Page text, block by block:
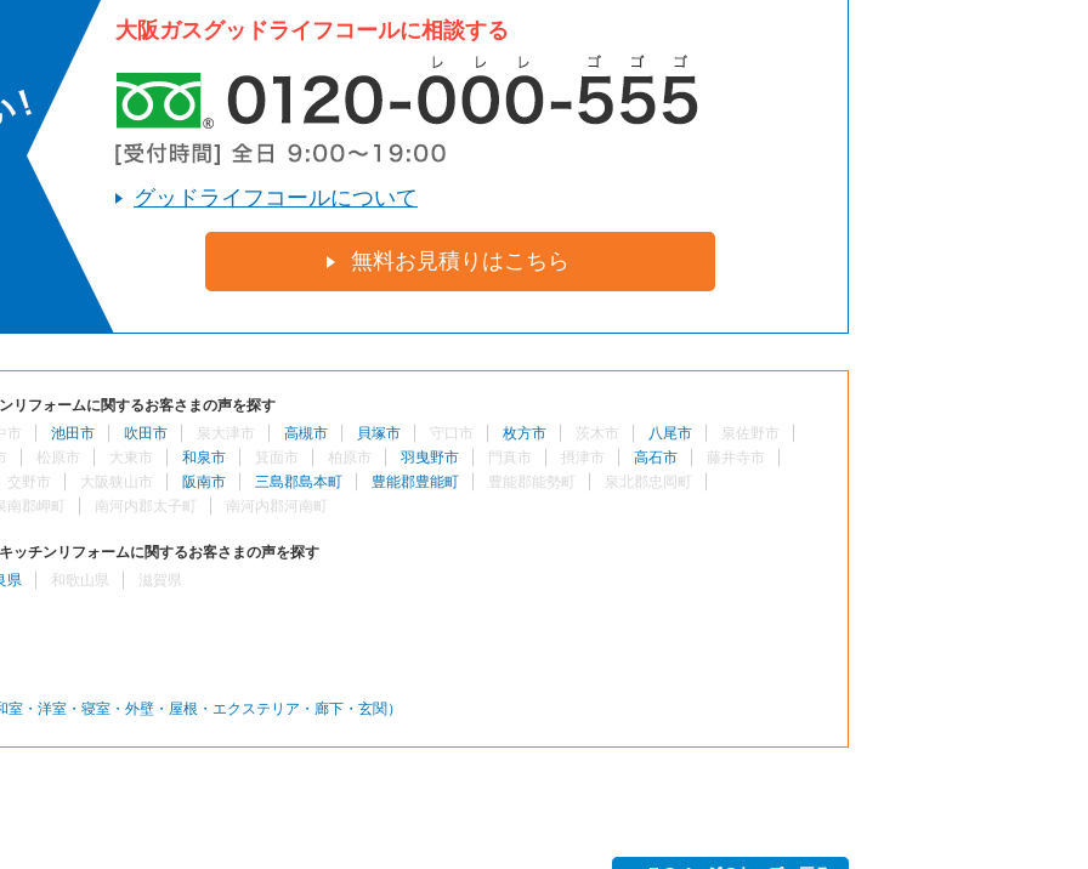
大阪ガスグッドライフコールに相談する
グッドライフコールについて
無料お見積りはこちら
リフォームに関するお客さまの声を探す
市
池田市 吹田市 泉大津市 高槻市 貝塚市 守口市 枚方市 茨木市 八尾市
泉佐野市
松原市 大東市 和泉市 箕面市 柏原市 羽曳野市 門真市 摂津市 高石市
藤井寺市
交野市
大阪狭山市 阪南市 三島郡島本町 豊能郡豊能町 豊能郡能勢町
泉北郡忠岡町
南郡岬町
南河内郡太子町 南河内郡河南町
ッチンリフォームに関するお客さまの声を探す
県
和歌山県 滋賀県
・洋室・寝室・外壁・屋根・エクステリア・廊下・玄関）